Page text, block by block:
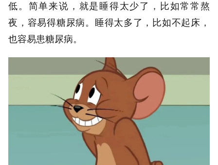
低。简单来说，就是睡得太少了，比如常常熬
夜，容易得糖尿病。睡得太多了，比如不起床，
也容易患糖尿病。